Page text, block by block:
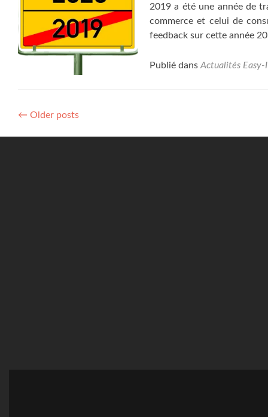
2019 a été une année de
commerce et celui de
feedback sur cette année
Publié dans Actualités Easy-
← Older posts